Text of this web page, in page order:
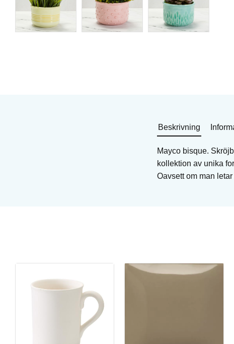
Penslar från Royal & Langnickel
Art. nr: GA-5331 Art. nr: MB-1329
Beskrivning
Mayco bisque.
kollektion av unika
Oavsett om man